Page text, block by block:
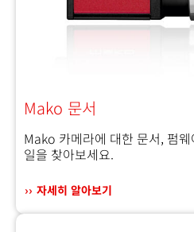
Mako 문서
Mako 카메라에 대한 문서, 펌
일을 찾아보세요.
자세히 알아보기